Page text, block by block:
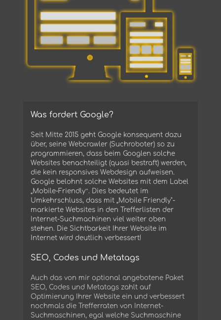
Was fordert Google?
Seit Mitte 2015 geht Google konsequent dazu
über, seine Webcrawler (Suchroboter) so zu
programmieren, dass beim Googlen solche
Websites benachteiligt (quasi bestraft) werden,
die kein responsives Webdesign aufweisen.
Google belohnt solche Websites mit dem Label
„Mobile-Friendly‟. Dies bedeutet im
Umkehrschluss, dass mit „Mobile Friendly"-
markierte Websites in den Trefferlisten der
Internet-Suchmachinen viel weiter oben
stehen. Die Sichtbarkeit Ihrer Website im
Internet wird deutlich verbessert!
SEO, Codes und Metatags
Auch das von mir optional angebotene Paket
SEO, Codes und Metatags zahlt auf
Optimierung Ihrer Website ein und verbessert
nochmals die Trefferraten von Internet-
Suchmaschinen, egal welche Suchmaschine